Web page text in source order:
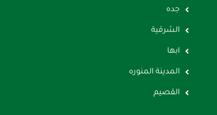
جده
الشرقية
ابها
المدينة المنوره
القصيم